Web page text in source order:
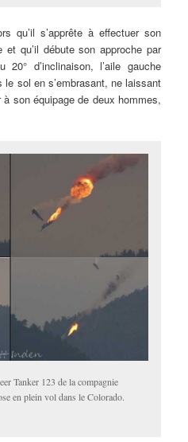
qu’il s’apprête à effectuer son
et qu’il débute son approche par
d’inclinaison, l’aile gauche
le sol en s’embrasant, ne laissant
à son équipage de deux hommes,
Tanker 123 de la compagnie
en plein vol dans le Colorado.